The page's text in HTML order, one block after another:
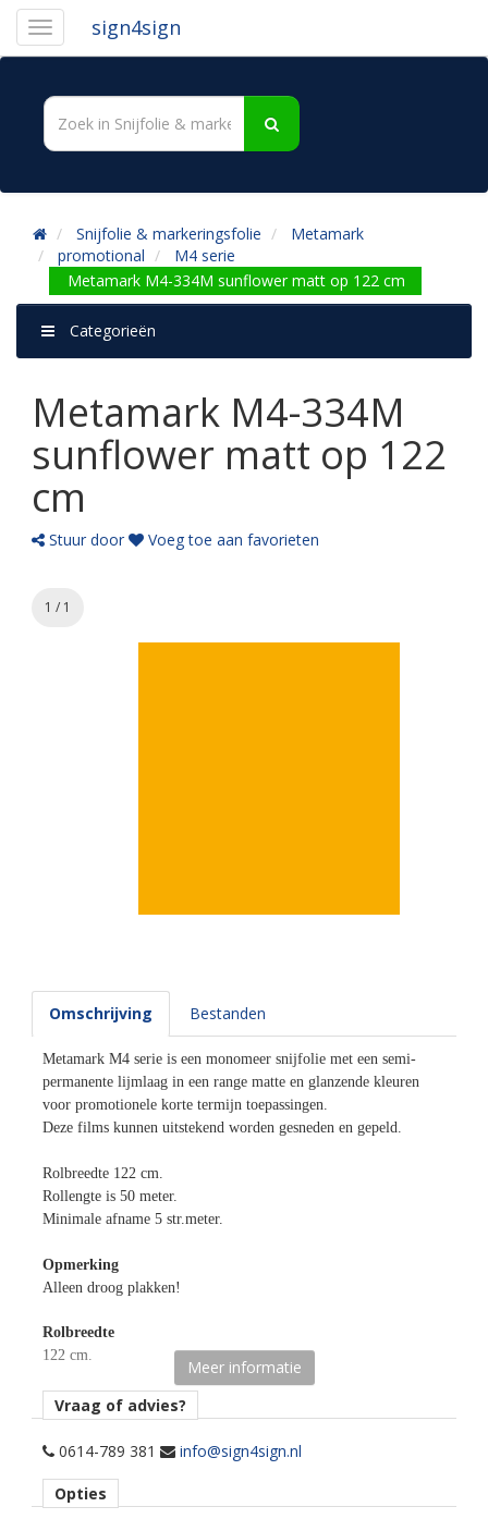
sign4sign
Snijfolie & markeringsfolie
Metamark
promotional
M4 serie
Metamark M4-334M sunflower matt op 122 cm
Categorieën
Metamark M4-334M
sunflower matt op 122
cm
Stuur door Voeg toe aan favorieten
1 / 1
Omschrijving Bestanden
Metamark M4 serie is een monomeer snijfolie met een semi-
permanente lijmlaag in een range matte en glanzende kleuren
voor promotionele korte termijn toepassingen.
Deze films kunnen uitstekend worden gesneden en gepeld.
Rolbreedte 122 cm.
Rollengte is 50 meter.
Minimale afname 5 str.meter.
Opmerking
Alleen droog plakken!
Rolbreedte
122 cm.
Afname
per 5 strekkende meter.
opaak gekleurde snijfolie.
Meer informatie
Vraag of advies?
0614-789 381 info@sign4sign.nl
Opties